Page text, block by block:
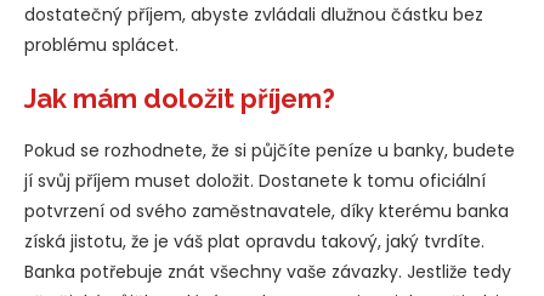
dostatečný příjem, abyste zvládali dlužnou částku bez
problému splácet.
Jak mám doložit příjem?
Pokud se rozhodnete, že si půjčíte peníze u banky, budete
jí svůj příjem muset doložit. Dostanete k tomu oficiální
potvrzení od svého zaměstnavatele, díky kterému banka
získá jistotu, že je váš plat opravdu takový, jaký tvrdíte.
Banka potřebuje znát všechny vaše závazky. Jestliže tedy